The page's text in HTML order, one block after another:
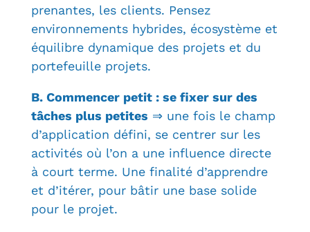
prenantes, les clients. Pensez
environnements hybrides, écosystème et
équilibre dynamique des projets et du
portefeuille projets.
B. Commencer petit : se fixer sur des
tâches plus petites ⇒ une fois le champ
d’application défini, se centrer sur les
activités où l’on a une influence directe
à court terme. Une finalité d’apprendre
et d’itérer, pour bâtir une base solide
pour le projet.